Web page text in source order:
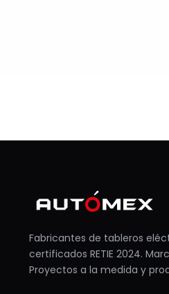
Fabricantes de tableros
certificados RETIE 2024.
Proyectos a la medida y